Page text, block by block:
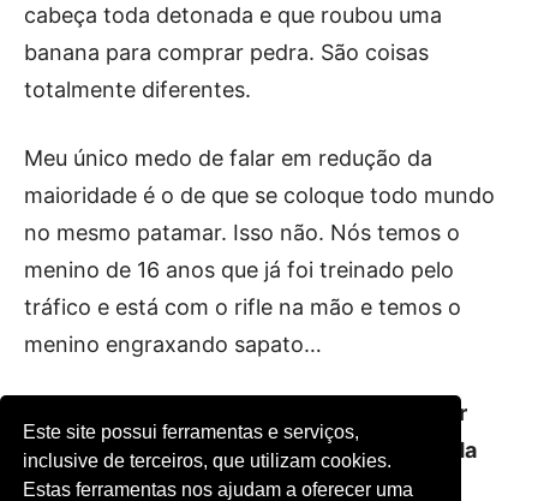
Este site possui ferramentas e serviços,
inclusive de terceiros, que utilizam cookies.
Estas ferramentas nos ajudam a oferecer uma
cabeça toda detonada e que roubou uma
banana para comprar pedra. São coisas
totalmente diferentes.
Meu único medo de falar em redução da
maioridade é o de que se coloque todo mundo
no mesmo patamar. Isso não. Nós temos o
menino de 16 anos que já foi treinado pelo
tráfico e está com o rifle na mão e temos o
menino engraxando sapato…
Por que a proposta de educação domiciliar
está sendo tratada na forma de uma Medida
Provisória e não como um projeto de lei?